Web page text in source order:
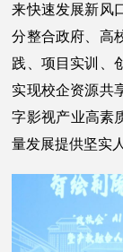
来快速发展新风
分整合政府、高
践、项目实训、
实现校企资源共
字影视产业高素
量发展提供坚实